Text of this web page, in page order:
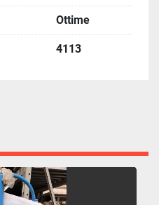
Ottime
4113